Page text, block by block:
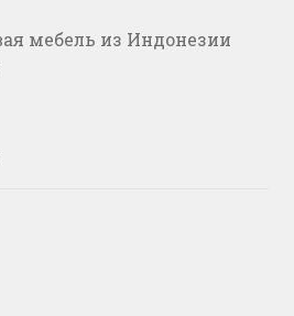
мебель из Индонезии